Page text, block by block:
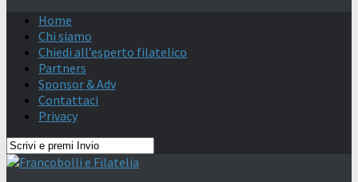
Home
Chi siamo
Chiedi all’esperto filatelico
Partners
Sponsor & Adv
Contattaci
Privacy